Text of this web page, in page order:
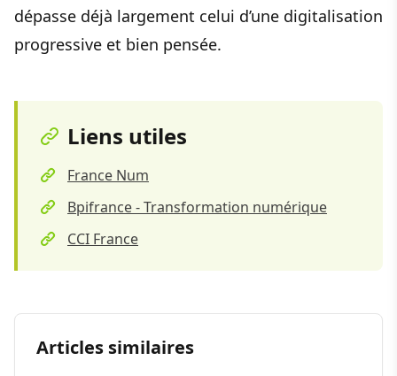
dépasse déjà largement celui d’une digitalisation
progressive et bien pensée.
Liens utiles
France Num
Bpifrance - Transformation numérique
CCI France
Articles similaires